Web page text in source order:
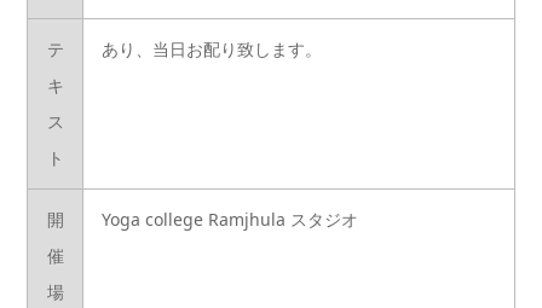
テ
キ
ス
ト
あり、当日お配り致します。
開
催
場
Yoga college Ramjhula スタジオ